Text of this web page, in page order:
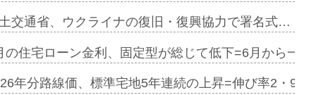
ンカフェ…
協業=お互…
コリビング…
交通省、ウクライナの復旧・復興協力で署名式…
の住宅ローン金利、固定型が総じて低下=6月から一
年分路線価、標準宅地5年連続の上昇=伸び率2・